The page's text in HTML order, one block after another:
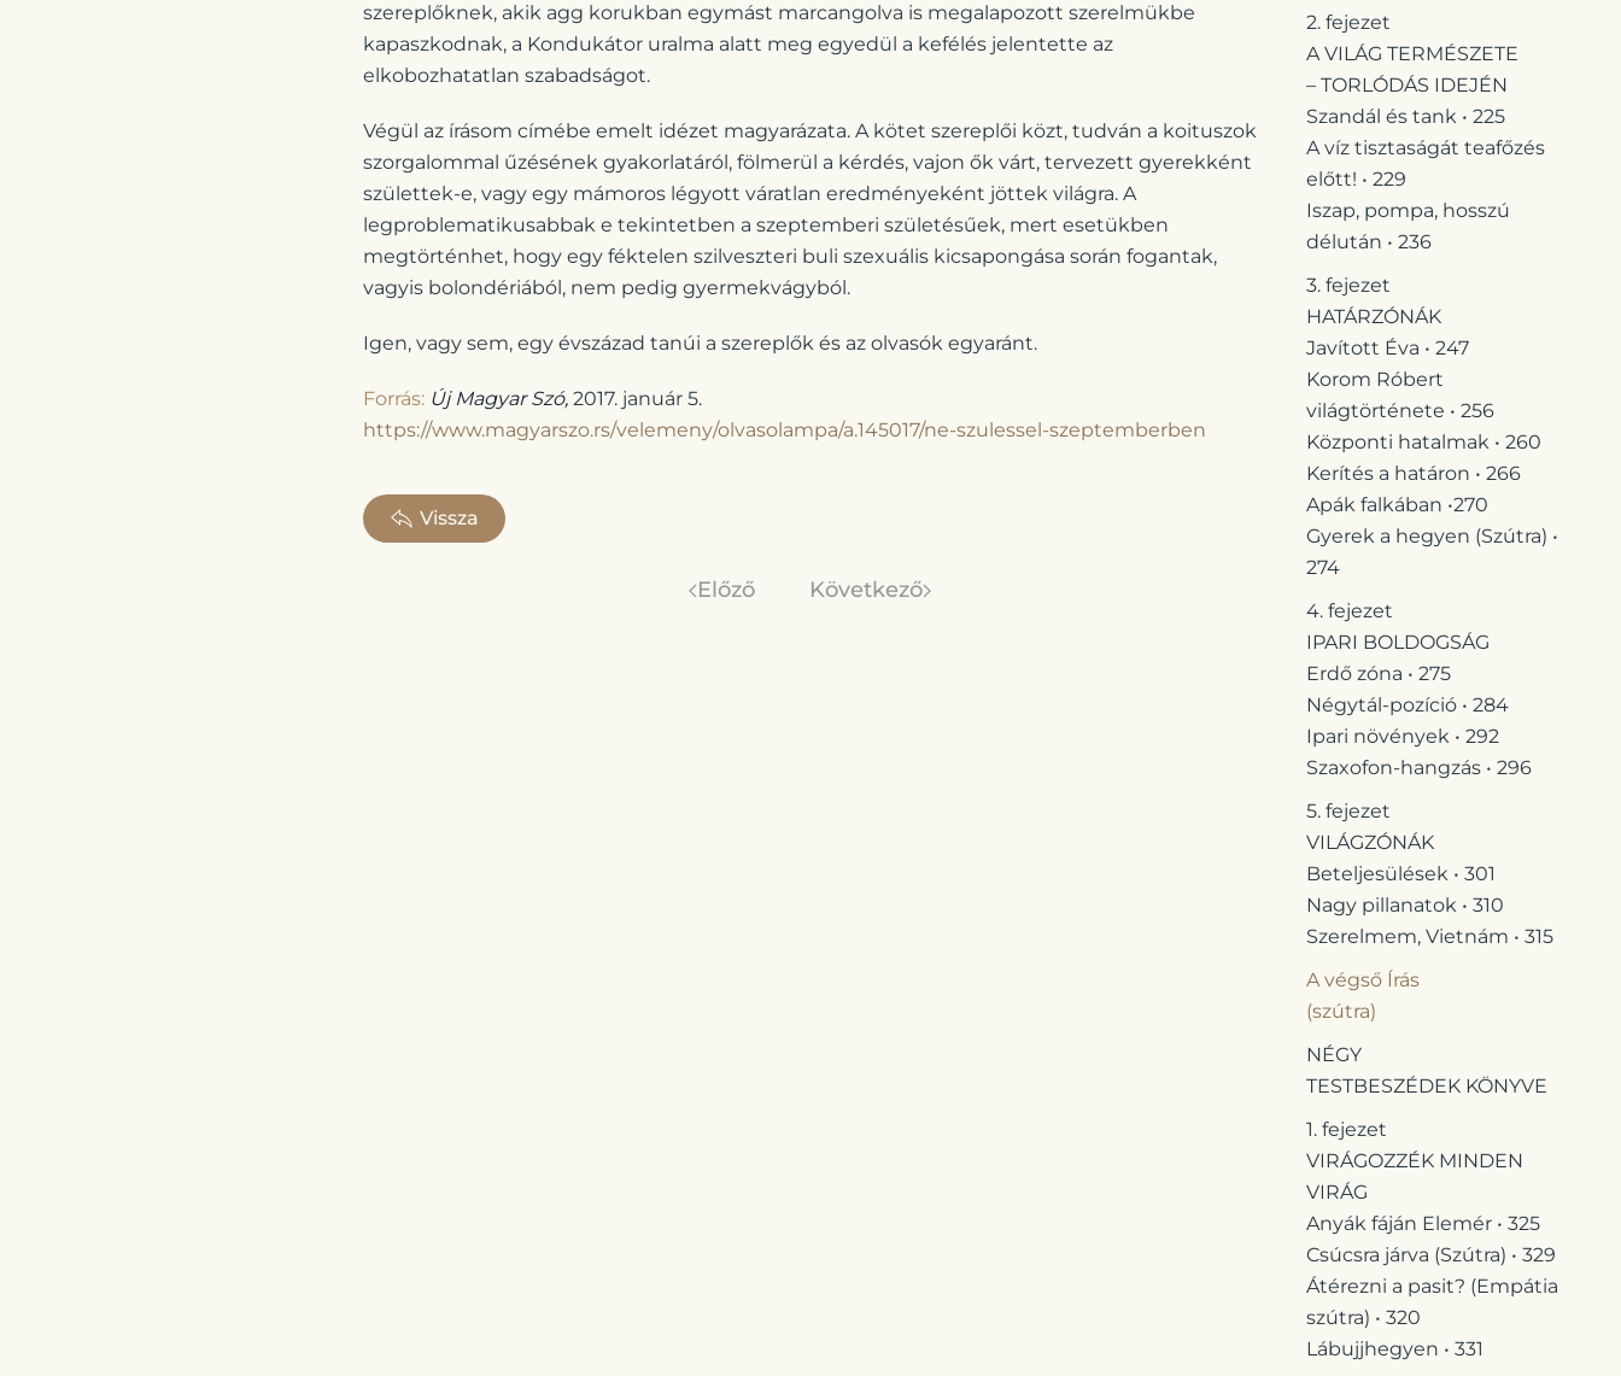
szereplőknek, akik agg korukban egymást marcangolva is megalapozott szerelmükbe
kapaszkodnak, a Kondukátor uralma alatt meg egyedül a kefélés jelentette az
elkobozhatatlan szabadságot.
Végül az írásom címébe emelt idézet magyarázata. A kötet szereplői közt, tudván a koituszok
szorgalommal űzésének gyakorlatáról, fölmerül a kérdés, vajon ők várt, tervezett gyerekként
születtek-e, vagy egy mámoros légyott váratlan eredményeként jöttek világra. A
legproblematikusabbak e tekintetben a szeptemberi születésűek, mert esetükben
megtörténhet, hogy egy féktelen szilveszteri buli szexuális kicsapongása során fogantak,
vagyis bolondériából, nem pedig gyermekvágyból.
Igen, vagy sem, egy évszázad tanúi a szereplők és az olvasók egyaránt.
Forrás: Új Magyar Szó,2017. január 5.
https://www.magyarszo.rs/velemeny/olvasolampa/a.145017/ne-szulessel-szeptemberben
Vissza
Előző Következő
2. fejezet
A VILÁG TERMÉSZETE
– TORLÓDÁS IDEJÉN
Szandál és tank • 225
A víz tisztaságát teafőzés
előtt! • 229
Iszap, pompa, hosszú
délután • 236
3. fejezet
HATÁRZÓNÁK
Javított Éva • 247
Korom Róbert
világtörténete • 256
Központi hatalmak • 260
Kerítés a határon • 266
Apák falkában •270
Gyerek a hegyen (Szútra) •
274
4. fejezet
IPARI BOLDOGSÁG
Erdő zóna • 275
Négytál-pozíció • 284
Ipari növények • 292
Szaxofon-hangzás • 296
5. fejezet
VILÁGZÓNÁK
Beteljesülések • 301
Nagy pillanatok • 310
Szerelmem, Vietnám • 315
A végső Írás
(szútra)
NÉGY
TESTBESZÉDEK KÖNYVE
1. fejezet
VIRÁGOZZÉK MINDEN
VIRÁG
Anyák fáján Elemér • 325
Csúcsra járva (Szútra) • 329
Átérezni a pasit? (Empátia
szútra) • 320
Lábujjhegyen • 331